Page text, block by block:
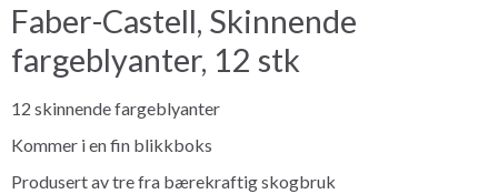
Faber-Castell, Skinnende
fargeblyanter, 12 stk
12 skinnende fargeblyanter
Kommer i en fin blikkboks
Produsert av tre fra bærekraftig skogbruk